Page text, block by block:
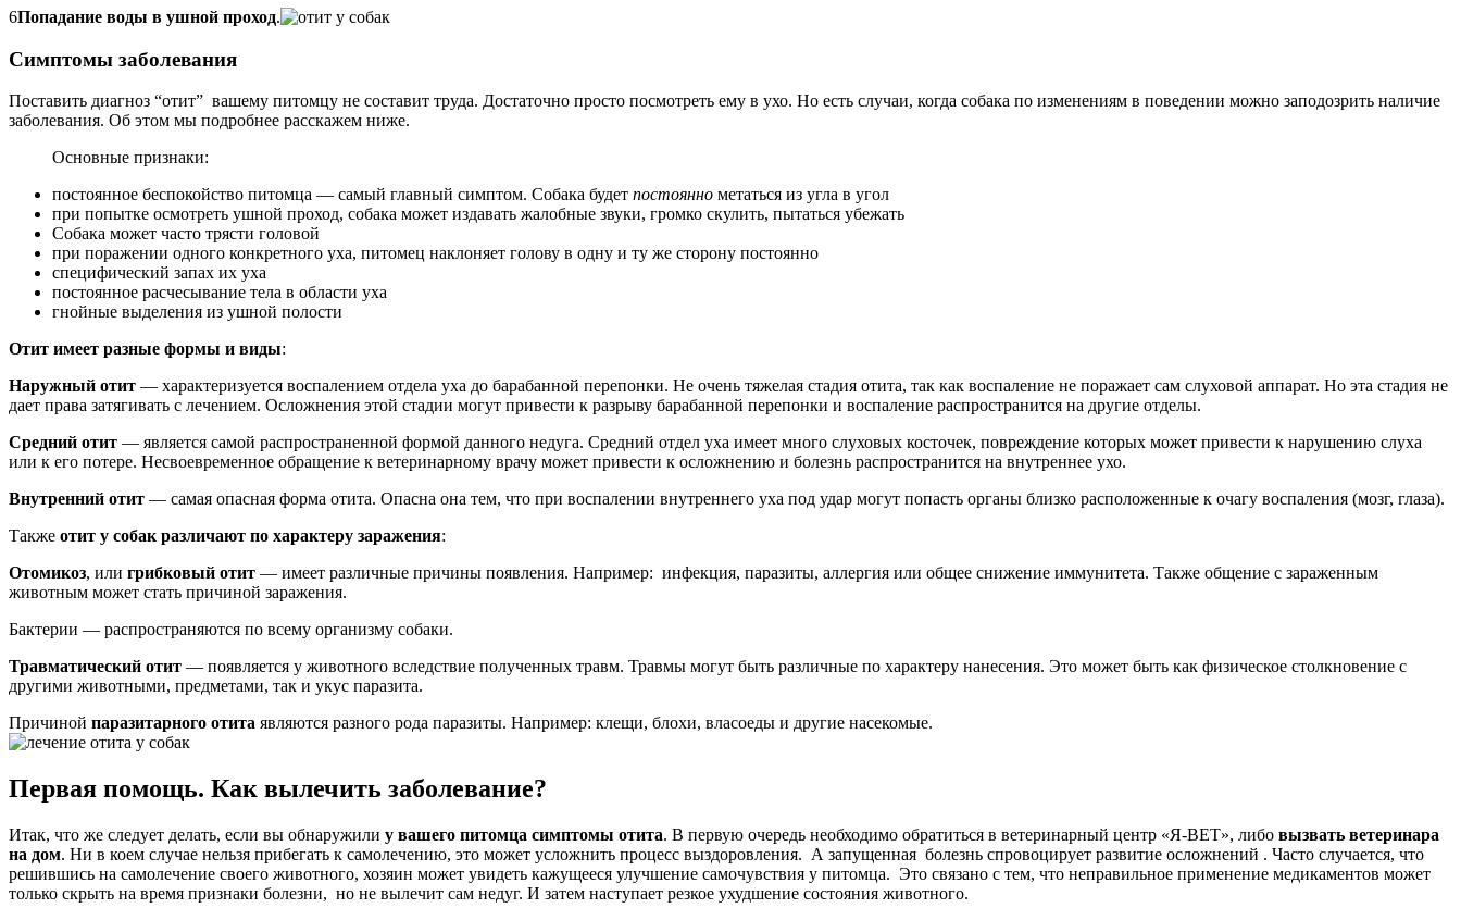
6Попадание воды в ушной проход.
Симптомы заболевания
Поставить диагноз “отит” вашему питомцу не составит труда. Достаточно просто посмотреть ему в ухо. Но есть случаи, когда собака по изменениям в поведении можно заподозрить наличие
заболевания. Об этом мы подробнее расскажем ниже.
Основные признаки:
постоянное беспокойство питомца — самый главный симптом. Собака будет постоянно метаться из угла в угол
при попытке осмотреть ушной проход, собака может издавать жалобные звуки, громко скулить, пытаться убежать
Собака может часто трясти головой
при поражении одного конкретного уха, питомец наклоняет голову в одну и ту же сторону постоянно
специфический запах их уха
постоянное расчесывание тела в области уха
гнойные выделения из ушной полости
Отит имеет разные формы и виды:
Наружный отит — характеризуется воспалением отдела уха до барабанной перепонки. Не очень тяжелая стадия отита, так как воспаление не поражает сам слуховой аппарат. Но эта стадия не
дает права затягивать с лечением. Осложнения этой стадии могут привести к разрыву барабанной перепонки и воспаление распространится на другие отделы.
Средний отит — является самой распространенной формой данного недуга. Средний отдел уха имеет много слуховых косточек, повреждение которых может привести к нарушению слуха
или к его потере. Несвоевременное обращение к ветеринарному врачу может привести к осложнению и болезнь распространится на внутреннее ухо.
Внутренний отит — самая опасная форма отита. Опасна она тем, что при воспалении внутреннего уха под удар могут попасть органы близко расположенные к очагу воспаления (мозг, глаза).
Также отит у собак различают по характеру заражения:
Отомикоз, или грибковый отит — имеет различные причины появления. Например: инфекция, паразиты, аллергия или общее снижение иммунитета. Также общение с зараженным
животным может стать причиной заражения.
Бактерии — распространяются по всему организму собаки.
Травматический отит — появляется у животного вследствие полученных травм. Травмы могут быть различные по характеру нанесения. Это может быть как физическое столкновение с
другими животными, предметами, так и укус паразита.
Причиной паразитарного отита являются разного рода паразиты. Например: клещи, блохи, власоеды и другие насекомые.
Первая помощь. Как вылечить заболевание?
Итак, что же следует делать, если вы обнаружили у вашего питомца симптомы отита. В первую очередь необходимо обратиться в ветеринарный центр «Я-ВЕТ», либо вызвать ветеринара
на дом. Ни в коем случае нельзя прибегать к самолечению, это может усложнить процесс выздоровления. А запущенная болезнь спровоцирует развитие осложнений . Часто случается, что
решившись на самолечение своего животного, хозяин может увидеть кажущееся улучшение самочувствия у питомца. Это связано с тем, что неправильное применение медикаментов может
только скрыть на время признаки болезни, но не вылечит сам недуг. И затем наступает резкое ухудшение состояния животного.